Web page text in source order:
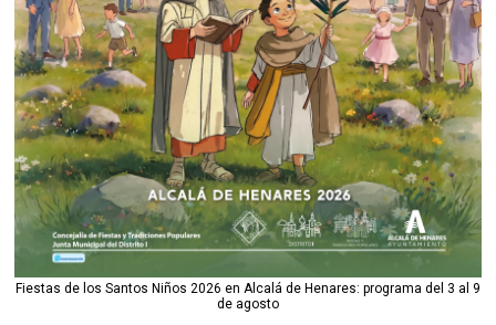
Fiestas de los Santos Niños 2026 en Alcalá de Henares: programa del 3 al 9
de agosto